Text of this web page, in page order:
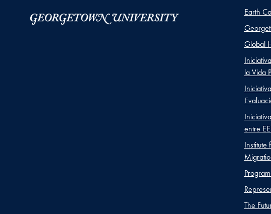
Earth
Global
la Vida
entre
Institute
The